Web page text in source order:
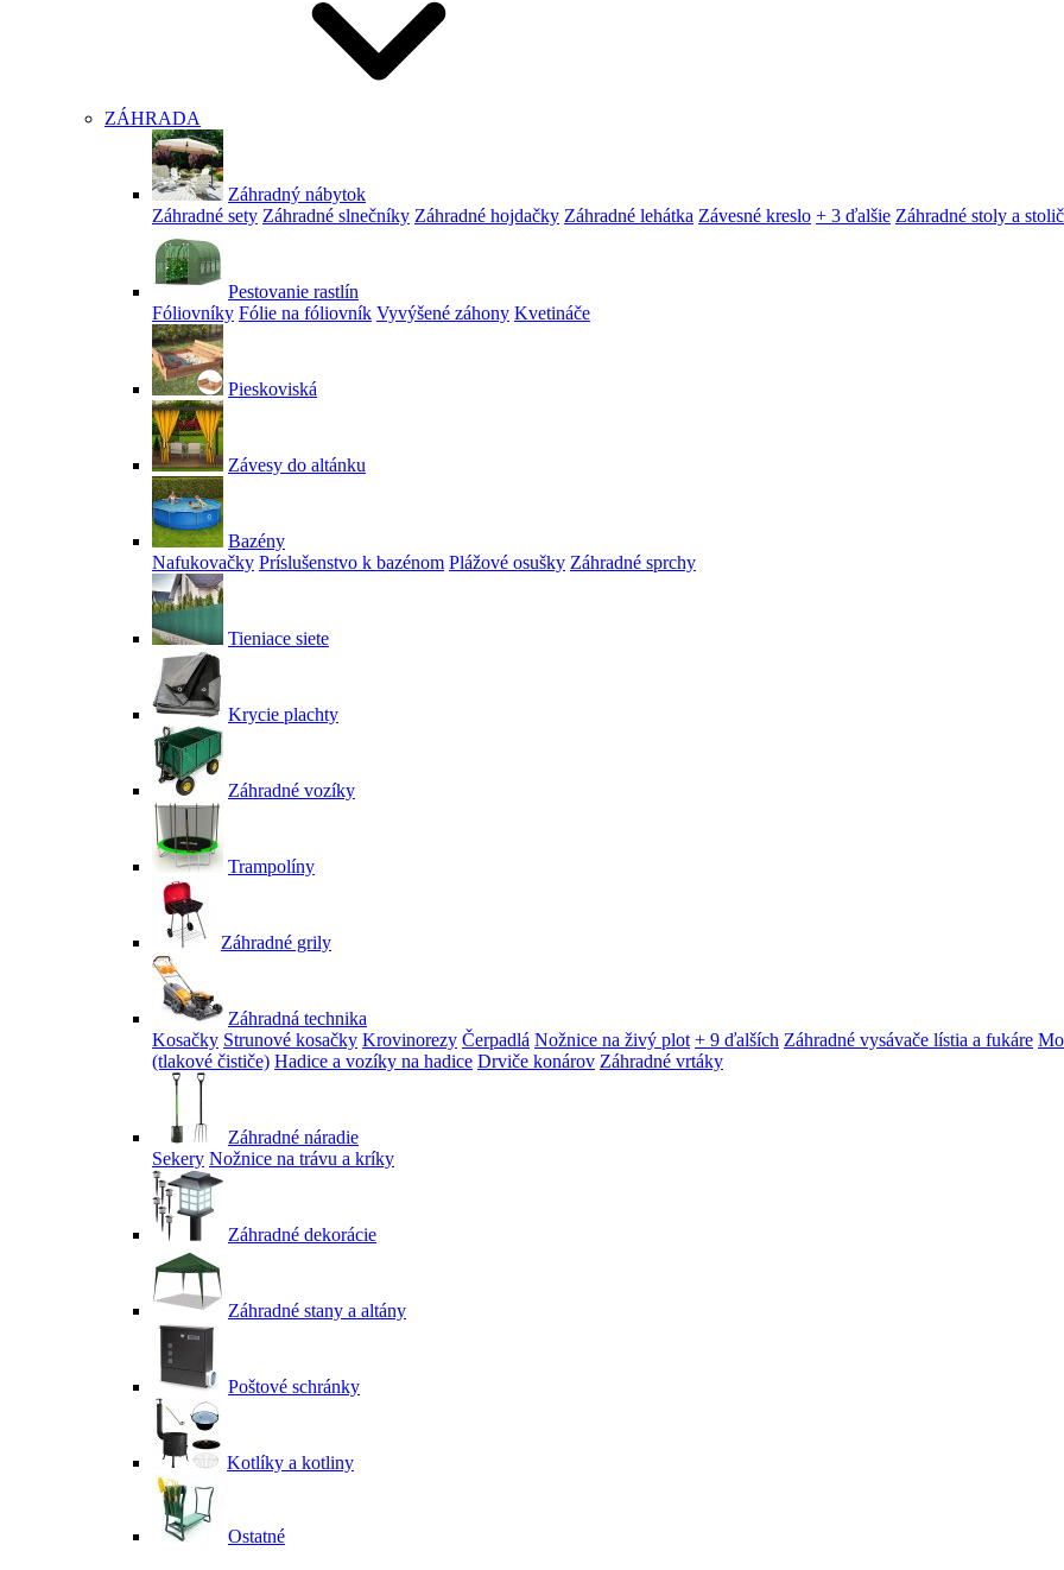
ZÁHRADA
Záhradný nábytok
Záhradné sety Záhradné slnečníky Záhradné hojdačky Záhradné lehátka Závesné kreslo + 3 ďalšie Záhradné stoly a
Pestovanie rastlín
Fóliovníky Fólie na fóliovník Vyvýšené záhony Kvetináče
Pieskoviská
Závesy do altánku
Bazény
Nafukovačky Príslušenstvo k bazénom Plážové osušky Záhradné sprchy
Tieniace siete
Krycie plachty
Záhradné vozíky
Trampolíny
Záhradné grily
Záhradná technika
Kosačky Strunové kosačky Krovinorezy Čerpadlá Nožnice na živý plot + 9 ďalších Záhradné vysávače lístia a fukáre
(tlakové čističe) Hadice a vozíky na hadice Drviče konárov Záhradné vrtáky
Záhradné náradie
Sekery Nožnice na trávu a kríky
Záhradné dekorácie
Záhradné stany a altány
Poštové schránky
Kotlíky a kotliny
Ostatné